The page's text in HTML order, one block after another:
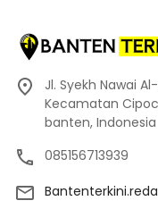
Jl. Syekh Nawai
Kecamatan
banten, Indonesia
085156713939